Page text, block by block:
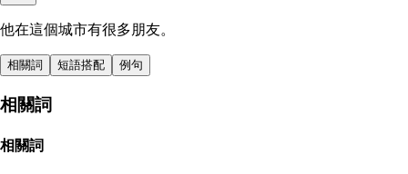
他在這個城市有很多朋友。
相關詞 短語搭配 例句
相關詞
相關詞